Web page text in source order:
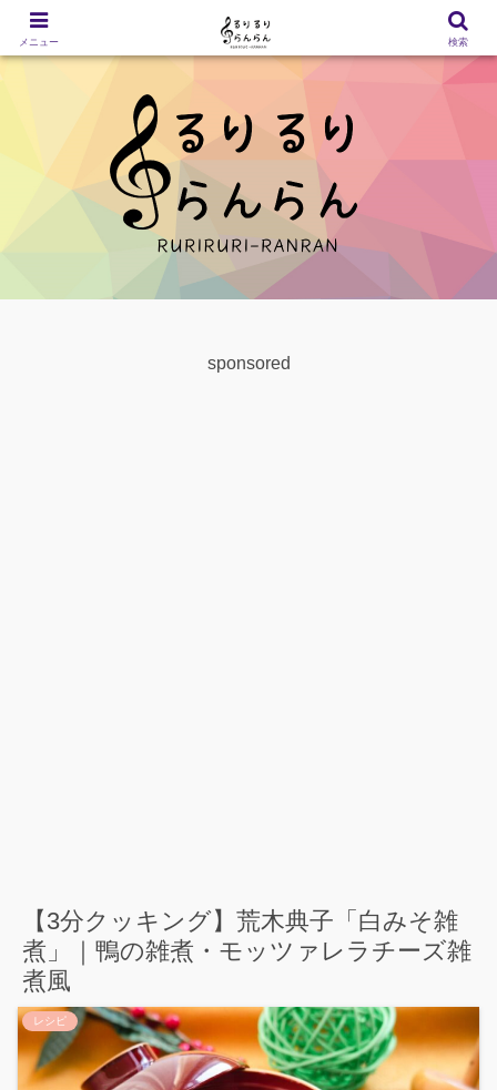
sponsored
【3分クッキング】荒木典子「白みそ雑
煮」｜鴨の雑煮・モッツァレラチーズ雑
煮風
レシピ
メニュー 検索